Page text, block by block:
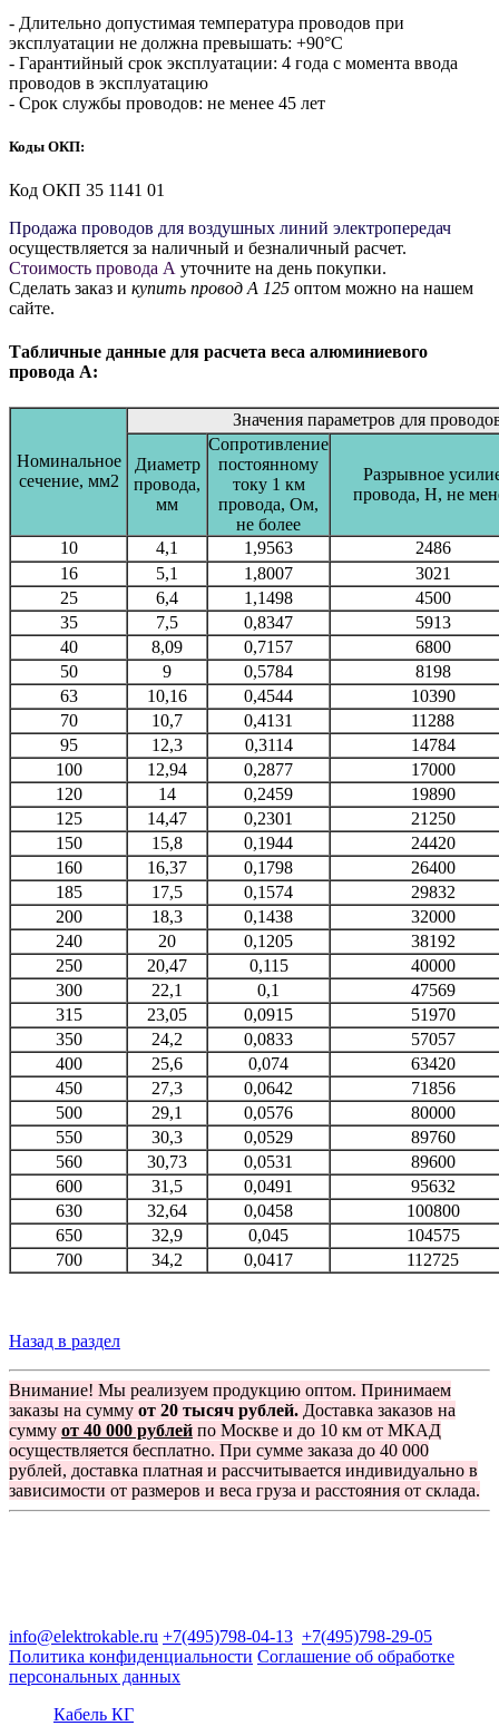
- Длительно допустимая температура проводов при
эксплуатации не должна превышать: +90°С
- Гарантийный срок эксплуатации: 4 года с момента ввода
проводов в эксплуатацию
- Срок службы проводов: не менее 45 лет
Коды ОКП:
Код ОКП 35 1141 01
Продажа проводов для воздушных линий электропередач
осуществляется за наличный и безналичный расчет.
Стоимость провода А уточните на день покупки.
Сделать заказ и купить провод А 125 оптом можно на нашем
сайте.
Табличные данные для расчета веса алюминиевого
провода А:
Номинальное
сечение, мм2
Значения параметров для
Диаметр
провода,
мм
Сопротивление
постоянному
току 1 км
провода, Ом,
не более
Разрывное
провода, Н, не
10 4,1 1,9563
2486
16
5,1 1,8007
3021
25
6,4 1,1498
4500
35
7,5 0,8347
5913
40
8,09 0,7157
6800
50
9 0,5784
8198
63
10,16 0,4544
10390
70
10,7 0,4131
11288
95
12,3 0,3114
14784
100
12,94 0,2877
17000
120
14 0,2459
19890
125
14,47 0,2301
21250
150
15,8 0,1944
24420
160
16,37 0,1798
26400
185
17,5 0,1574
29832
200
18,3 0,1438
32000
240
20 0,1205
38192
250
20,47 0,115
40000
300
22,1 0,1
47569
315
23,05 0,0915
51970
350
24,2 0,0833
57057
400
25,6 0,074
63420
450
27,3 0,0642
71856
500
29,1 0,0576
80000
550
30,3 0,0529
89760
560
30,73 0,0531
89600
600
31,5 0,0491
95632
630
32,64 0,0458
100800
650
32,9 0,045
104575
700
34,2 0,0417 112725
Назад в раздел
Внимание! Мы реализуем продукцию оптом. Принимаем
заказы на сумму от 20 тысяч рублей. Доставка заказов на
сумму от 40 000 рублей по Москве и до 10 км от МКАД
осуществляется бесплатно. При сумме заказа до 40 000
рублей, доставка платная и рассчитывается индивидуально в
зависимости от размеров и веса груза и расстояния от склада.
info@elektrokable.ru +7(495)798-04-13 +7(495)798-29-05
Политика конфиденциальности Соглашение об обработке
персональных данных
Кабель КГ